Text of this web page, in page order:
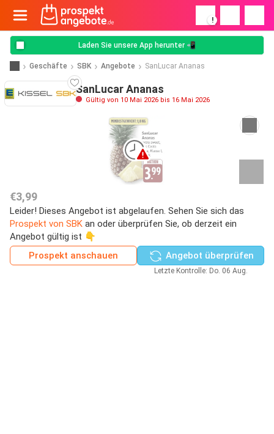
!
Laden Sie unsere App herunter 📲
Geschäfte SBK Angebote SanLucar Ananas
SanLucar Ananas
Gültig von 10 Mai 2026 bis 16 Mai 2026
€3,99
Leider! Dieses Angebot ist abgelaufen. Sehen Sie sich das
Prospekt von SBK an oder überprüfen Sie, ob derzeit ein
Angebot gültig ist 👇
Prospekt anschauen
Angebot überprüfen
Letzte Kontrolle: Do. 06 Aug.